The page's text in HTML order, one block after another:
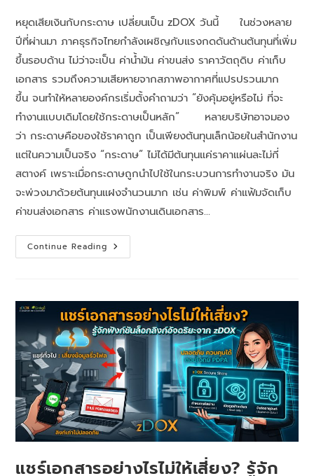
หยุดเสียเงินกับกระดาษ เปลี่ยนเป็น zDOX วันนี้ ในช่วงหลาย
ปีที่ผ่านมา ภาคธุรกิจไทยกำลังเผชิญกับแรงกดดันด้านต้นทุนที่เพิ่ม
ขึ้นรอบด้าน ไม่ว่าจะเป็น ค่าน้ำมัน ค่าขนส่ง ราคาวัตถุดิบ ค่าเก็บ
เอกสาร รวมถึงความเสียหายจากสภาพอากาศที่แปรปรวนมาก
ขึ้น จนทำให้หลายองค์กรเริ่มตั้งคำถามว่า “ยังคุ้มอยู่หรือไม่ ที่จะ
ทำงานแบบเดิมโดยใช้กระดาษเป็นหลัก” หลายบริษัทอาจมอง
ว่า กระดาษคือของใช้ราคาถูก เป็นเพียงต้นทุนเล็กน้อยในสำนักงาน
แต่ในความเป็นจริง “กระดาษ” ไม่ได้มีต้นทุนแค่ราคาแผ่นละไม่กี่
สตางค์ เพราะเมื่อกระดาษถูกนำไปใช้ในกระบวนการทำงานจริง มัน
จะพ่วงมาด้วยต้นทุนแฝงจำนวนมาก เช่น ค่าพิมพ์ ค่าแฟ้มจัดเก็บ
ค่าขนส่งเอกสาร ค่าแรงพนักงานเดินเอกสาร…
Continue Reading
แชร์เอกสารอย่างไรไม่ให้เสี่ยง? รู้จัก